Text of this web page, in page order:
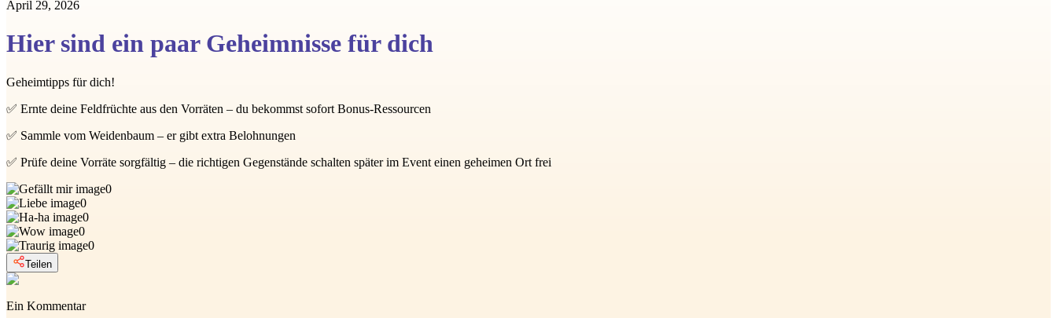
April 29, 2026
Hier sind ein paar Geheimnisse für dich
Geheimtipps für dich!
✅ Ernte deine Feldfrüchte aus den Vorräten – du bekommst sofort Bonus-Ressourcen
✅ Sammle vom Weidenbaum – er gibt extra Belohnungen
✅ Prüfe deine Vorräte sorgfältig – die richtigen Gegenstände schalten später im Event einen geheimen Ort frei
0
0
0
0
0
Teilen
Ein Kommentar